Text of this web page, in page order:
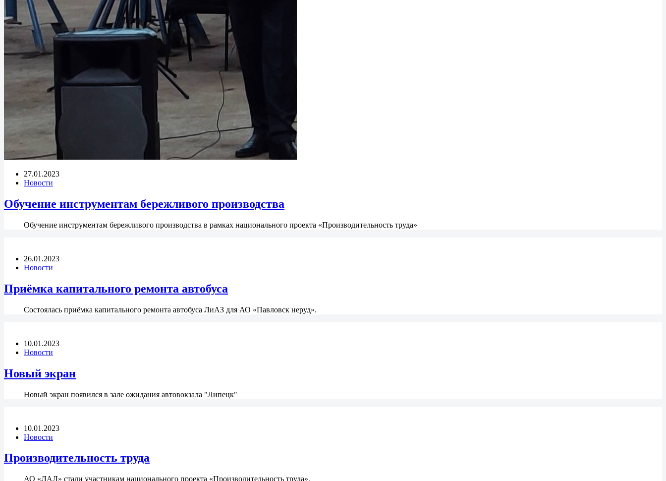
27.01.2023
Новости
Обучение инструментам бережливого производства
Обучение инструментам бережливого производства в рамках национального проекта «Производительность труда»
26.01.2023
Новости
Приёмка капитального ремонта автобуса
Состоялась приёмка капитального ремонта автобуса ЛиАЗ для АО «Павловск неруд».
10.01.2023
Новости
Новый экран
Новый экран появился в зале ожидания автовокзала "Липецк"
10.01.2023
Новости
Производительность труда
АО «ЛАЛ» стали участникам национального проекта «Производительность труда».